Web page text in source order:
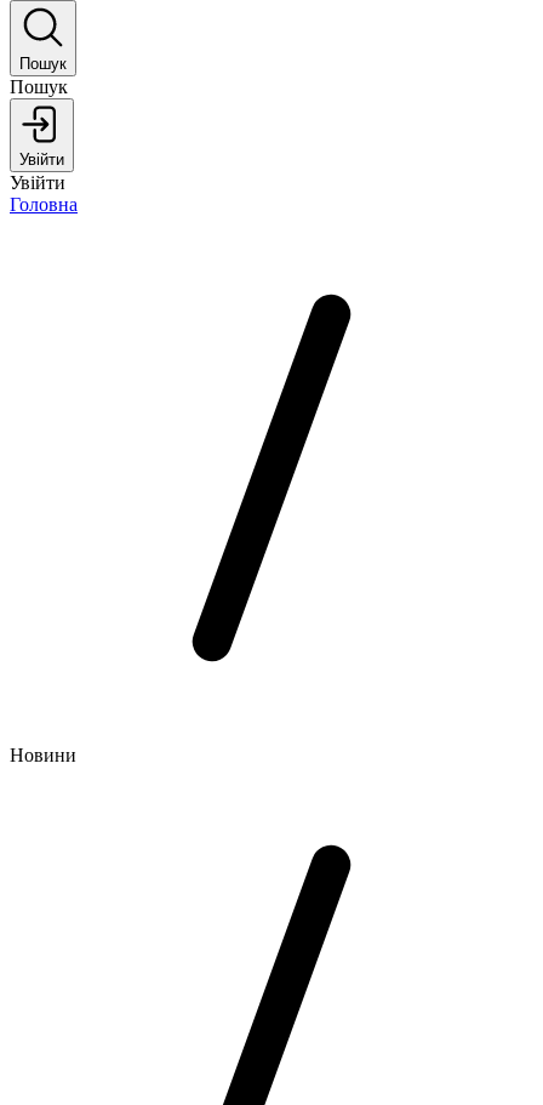
Пошук
Пошук
Увійти
Увійти
Головна
Новини